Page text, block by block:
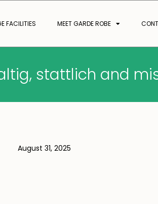
FACILITIES MEET GARDE ROBE
stattlich and
August 31, 2025